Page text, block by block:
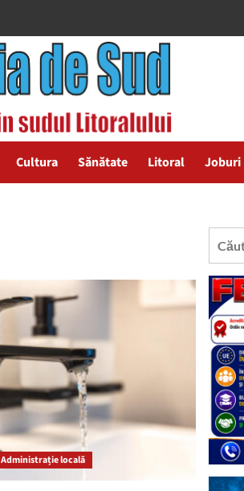
Cultura Sănătate Litoral Joburi
Administrație locală
Caută